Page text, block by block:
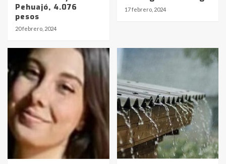
Pehuajó, 4.076
pesos
20 febrero, 2024
17 febrero, 2024
en la mañana del lunes
4
Accidente en Ruta 5: falleció un
joven de Trenque Lauquen
Los precios de los combustibles en
La Pampa, desde YPF hasta Axion
entre 857 a 1338 pesos